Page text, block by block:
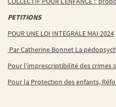
PETITIONS
POUR UNE LOI INTEGRALE MAI 2024
Par Catherine Bonnet La
Pour l’imprescriptibilité des crimes
Pour la Protection des enfants,